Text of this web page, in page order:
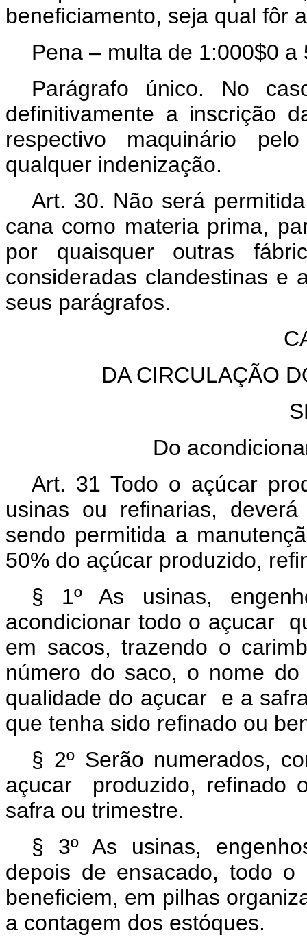
beneficiamento, seja qual fôr
Pena – multa de 1:000$0 a
Parágrafo único. No
definitivamente a inscrição
respectivo maquinário
qualquer indenização.
Art. 30. Não será
cana como materia prima,
por quaisquer outras
consideradas clandestinas e
seus parágrafos.
DA CIRCULAÇÃO
Do
Art. 31 Todo o açúcar
usinas ou refinarias,
sendo permitida a
50% do açúcar produzido,
§ 1º As usinas,
acondicionar todo o açucar
em sacos, trazendo o
número do saco, o nome
qualidade do açucar e a
que tenha sido refinado ou
§ 2º Serão numerados,
açucar produzido, refinado
safra ou trimestre.
§ 3º As usinas,
depois de ensacado, todo
beneficiem, em pilhas
a contagem dos estóques.